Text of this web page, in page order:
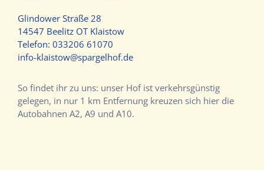
Glindower Straße 28
14547 Beelitz OT Klaistow
Telefon: 033206 61070
info-klaistow@spargelhof.de
So findet ihr zu uns: unser Hof ist verkehrsgünstig
gelegen, in nur 1 km Entfernung kreuzen sich hier die
Autobahnen A2, A9 und A10.